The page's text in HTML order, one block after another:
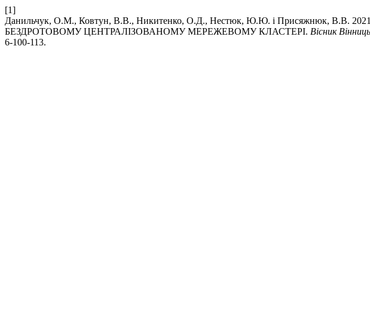
[1]
Данильчук, О.М., Ковтун, В.В., Никитенко, О.Д., Нестюк, Ю.Ю. і Присяжнюк,
БЕЗДРОТОВОМУ ЦЕНТРАЛІЗОВАНОМУ МЕРЕЖЕВОМУ КЛАСТЕРІ. Вісник
6-100-113.